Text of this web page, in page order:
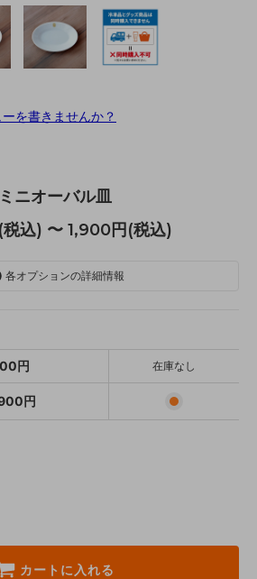
ーを書きませんか？
ミニオーバル皿
込) 〜 1,900円(税込)
各オプションの詳細情報
1,900円(税込)
円
在庫なし
円
カートに入れる